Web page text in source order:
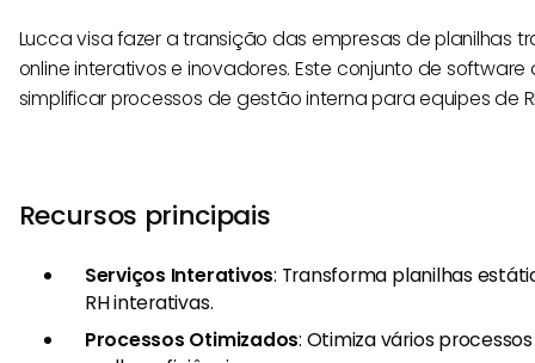
Lucca visa fazer a transição das empresas de planilhas
online interativos e inovadores. Este conjunto de
simplificar processos de gestão interna para equipes de
Recursos principais
Serviços Interativos: Transforma planilhas
RH interativas.
Processos Otimizados: Otimiza vários